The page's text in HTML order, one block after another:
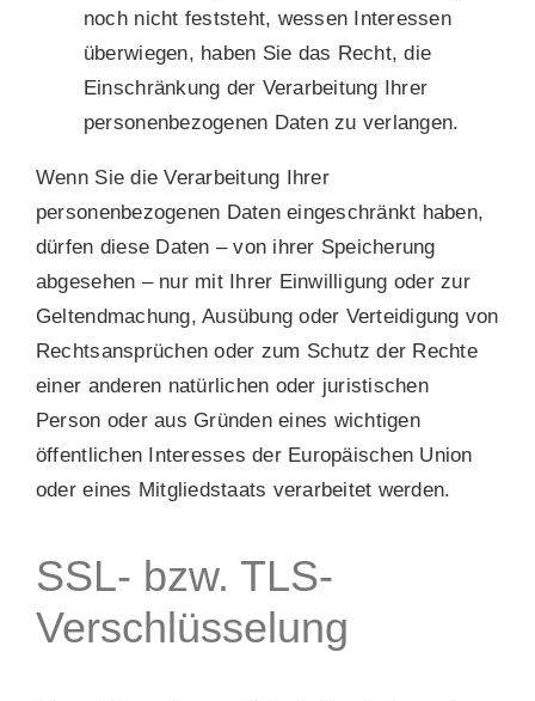
noch nicht feststeht, wessen Interessen
überwiegen, haben Sie das Recht, die
Einschränkung der Verarbeitung Ihrer
personenbezogenen Daten zu verlangen.
Wenn Sie die Verarbeitung Ihrer
personenbezogenen Daten eingeschränkt haben,
dürfen diese Daten – von ihrer Speicherung
abgesehen – nur mit Ihrer Einwilligung oder zur
Geltendmachung, Ausübung oder Verteidigung von
Rechtsansprüchen oder zum Schutz der Rechte
einer anderen natürlichen oder juristischen
Person oder aus Gründen eines wichtigen
öffentlichen Interesses der Europäischen Union
oder eines Mitgliedstaats verarbeitet werden.
SSL- bzw. TLS-
Verschlüsselung